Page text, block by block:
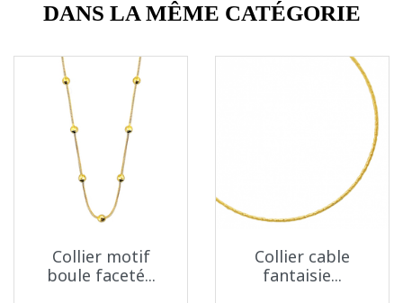
DANS LA MÊME CATÉGORIE
Collier motif
boule faceté...
Collier cable
fantaisie...